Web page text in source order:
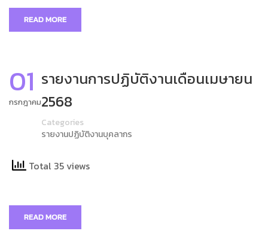
READ MORE
01
กรกฎาคม
รายงานการปฏิบัติงานเดือนเมษายน
2568
Categories
รายงานปฏิบัติงานบุคลากร
Total 35 views
READ MORE